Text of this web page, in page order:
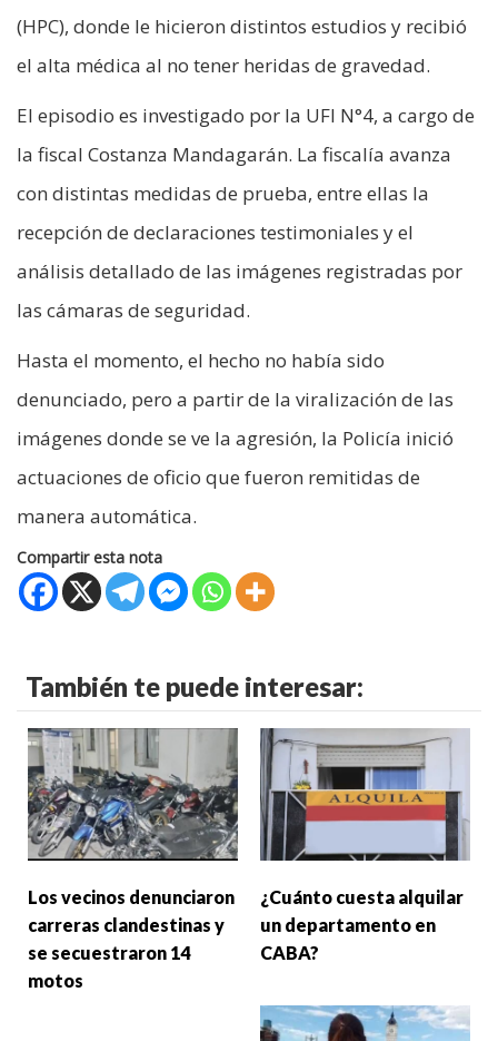
(HPC), donde le hicieron distintos estudios y recibió
el alta médica al no tener heridas de gravedad.
El episodio es investigado por la UFI N°4, a cargo de
la fiscal Costanza Mandagarán. La fiscalía avanza
con distintas medidas de prueba, entre ellas la
recepción de declaraciones testimoniales y el
análisis detallado de las imágenes registradas por
las cámaras de seguridad.
Hasta el momento, el hecho no había sido
denunciado, pero a partir de la viralización de las
imágenes donde se ve la agresión, la Policía inició
actuaciones de oficio que fueron remitidas de
manera automática.
Compartir esta nota
También te puede interesar:
Los vecinos denunciaron
carreras clandestinas y
se secuestraron 14
motos
¿Cuánto cuesta alquilar
un departamento en
CABA?